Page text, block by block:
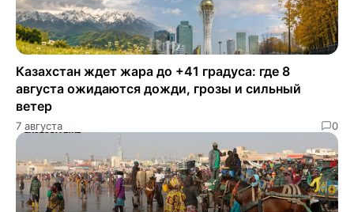
Казахстан ждет жара до +41 градуса: где 8
августа ожидаются дожди, грозы и сильный
ветер
7 августа 0